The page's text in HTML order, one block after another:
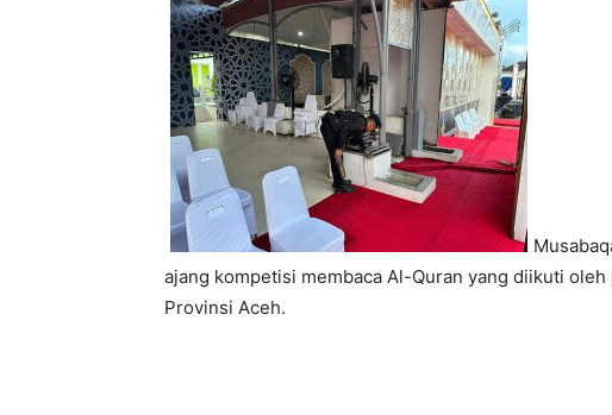
ajang kompetisi membaca Al-Quran yang diikuti
Provinsi Aceh.